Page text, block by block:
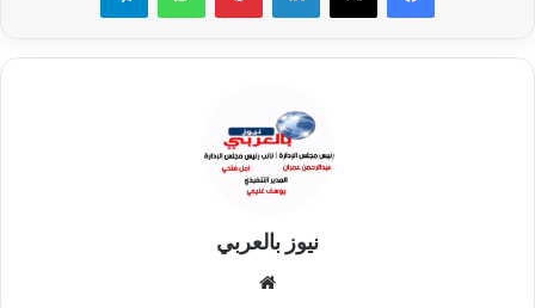
نيوز بالعربي